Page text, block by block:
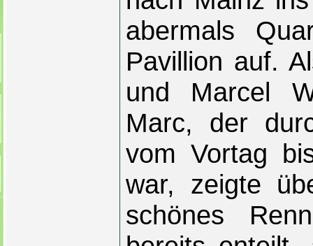
abermals
Pavillion auf.
und Marcel
Marc, der
vom Vortag
war, zeigte
schönes